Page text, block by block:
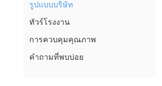
รูปแบบบริษัท
ทัวร์โรงงาน
การควบคุมคุณภาพ
คำถามที่พบบ่อย